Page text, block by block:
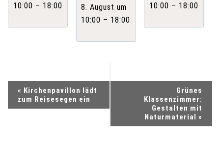
10:00 – 18:00
8. August um
10:00 – 18:00
10:00 – 18:00
e
« Kirchenpavillon lädt
zum Reisesegen ein
Grünes
Klassenzimmer:
Gestalten mit
Naturmaterial »